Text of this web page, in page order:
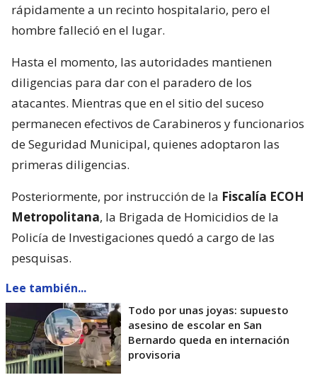
rápidamente a un recinto hospitalario, pero el
hombre falleció en el lugar.
Hasta el momento, las autoridades mantienen
diligencias para dar con el paradero de los
atacantes. Mientras que en el sitio del suceso
permanecen efectivos de Carabineros y funcionarios
de Seguridad Municipal, quienes adoptaron las
primeras diligencias.
Posteriormente, por instrucción de la Fiscalía ECOH
Metropolitana, la Brigada de Homicidios de la
Policía de Investigaciones quedó a cargo de las
pesquisas.
Lee también...
Todo por unas joyas: supuesto
asesino de escolar en San
Bernardo queda en internación
provisoria